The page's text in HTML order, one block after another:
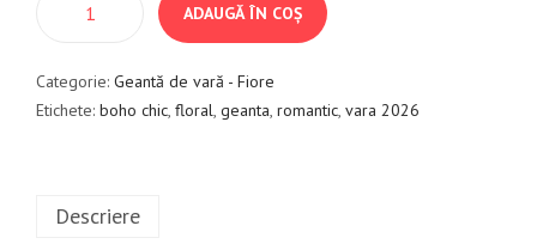
ADAUGĂ ÎN COȘ
Categorie: Geantă de vară - Fiore
Etichete: boho chic, floral, geanta, romantic, vara 2026
Descriere